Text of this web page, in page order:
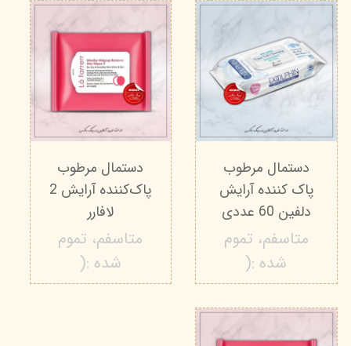
دستمال مرطوب
پاک کننده آرایش
دلفین 60 عددی
متاسفم، تموم
شده :(
دستمال‌ مرطوب
پاک‌کننده آرایش 2
لافارر
متاسفم، تموم
شده :(